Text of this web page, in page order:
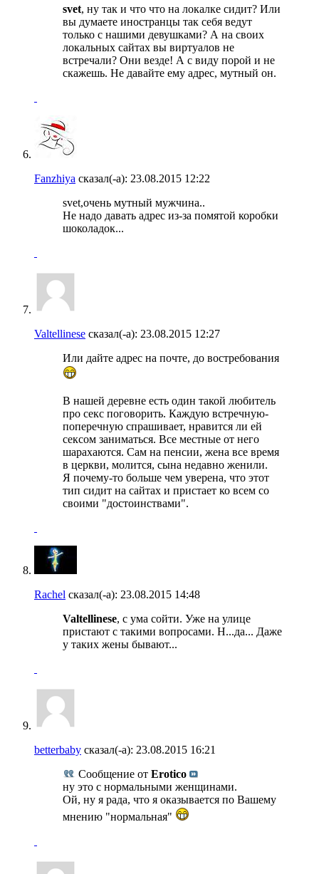
svet, ну так и что что на локалке сидит? Или
вы думаете иностранцы так себя ведут
только с нашими девушками? А на своих
локальных сайтах вы виртуалов не
встречали? Они везде! А с виду порой и не
скажешь. Не давайте ему адрес, мутный он.
Fanzhiya сказал(-а): 23.08.2015 12:22
svet,очень мутный мужчина..
Не надо давать адрес из-за помятой коробки
шоколадок...
Valtellinese сказал(-а): 23.08.2015 12:27
Или дайте адрес на почте, до востребования
В нашей деревне есть один такой любитель
про секс поговорить. Каждую встречную-
поперечную спрашивает, нравится ли ей
сексом заниматься. Все местные от него
шарахаются. Сам на пенсии, жена все время
в церкви, молится, сына недавно женили.
Я почему-то больше чем уверена, что этот
тип сидит на сайтах и пристает ко всем со
своими "достоинствами".
Rachel сказал(-а): 23.08.2015 14:48
Valtellinese, с ума сойти. Уже на улице
пристают с такими вопросами. Н...да... Даже
у таких жены бывают...
betterbaby сказал(-а): 23.08.2015 16:21
Сообщение от Erotico
ну это с нормальными женщинами.
Ой, ну я рада, что я оказывается по Вашему
мнению "нормальная"